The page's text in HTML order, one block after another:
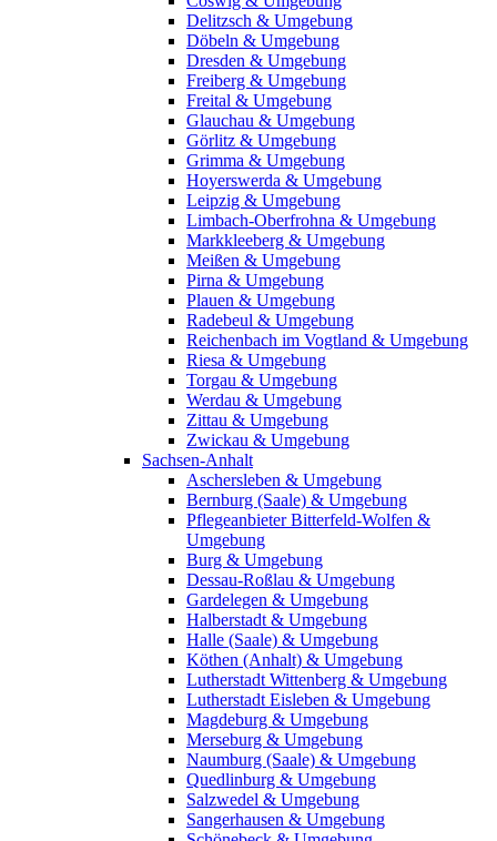
Delitzsch & Umgebung
Döbeln & Umgebung
Dresden & Umgebung
Freiberg & Umgebung
Freital & Umgebung
Glauchau & Umgebung
Görlitz & Umgebung
Grimma & Umgebung
Hoyerswerda & Umgebung
Leipzig & Umgebung
Limbach-Oberfrohna & Umgebung
Markkleeberg & Umgebung
Meißen & Umgebung
Pirna & Umgebung
Plauen & Umgebung
Radebeul & Umgebung
Reichenbach im Vogtland & Umgebung
Riesa & Umgebung
Torgau & Umgebung
Werdau & Umgebung
Zittau & Umgebung
Zwickau & Umgebung
Sachsen-Anhalt
Aschersleben & Umgebung
Bernburg (Saale) & Umgebung
Pflegeanbieter Bitterfeld-Wolfen &
Umgebung
Burg & Umgebung
Dessau-Roßlau & Umgebung
Gardelegen & Umgebung
Halberstadt & Umgebung
Halle (Saale) & Umgebung
Köthen (Anhalt) & Umgebung
Lutherstadt Wittenberg & Umgebung
Lutherstadt Eisleben & Umgebung
Magdeburg & Umgebung
Merseburg & Umgebung
Naumburg (Saale) & Umgebung
Quedlinburg & Umgebung
Salzwedel & Umgebung
Sangerhausen & Umgebung